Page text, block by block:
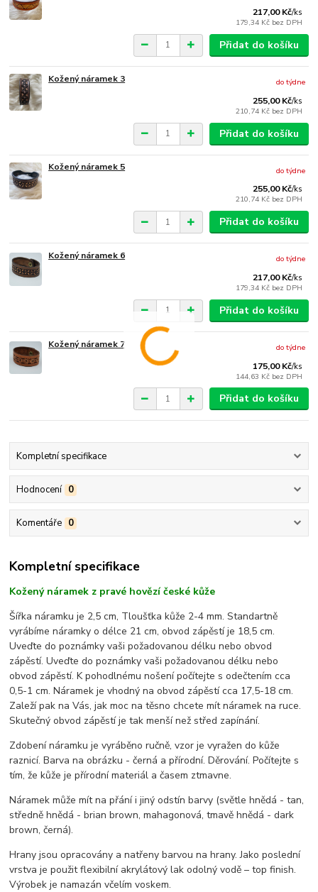
217,00 Kč/ks
179,34 Kč bez DPH
Přidat do košíku
Kožený náramek 3
255,00 Kč/ks
210,74 Kč bez DPH
do týdne
Přidat do košíku
Kožený náramek 5
255,00 Kč/ks
210,74 Kč bez DPH
do týdne
Přidat do košíku
Kožený náramek 6
217,00 Kč/ks
179,34 Kč bez DPH
do týdne
Přidat do košíku
Kožený náramek 7
175,00 Kč/ks
144,63 Kč bez DPH
do týdne
Přidat do košíku
Kompletní specifikace
Hodnocení 0
Komentáře 0
Kompletní specifikace
Kožený náramek z pravé hovězí české kůže
Šířka náramku je 2,5 cm, Tloušťka kůže 2-4 mm. Standartně
vyrábíme náramky o délce 21 cm, obvod zápěstí je 18,5 cm.
Uveďte do poznámky vaši požadovanou délku nebo obvod
zápěstí. Uveďte do poznámky vaši požadovanou délku nebo
obvod zápěstí. K pohodlnému nošení počítejte s odečtením cca
0,5-1 cm. Náramek je vhodný na obvod zápěstí cca 17,5-18 cm.
Zaleží pak na Vás, jak moc na těsno chcete mít náramek na ruce.
Skutečný obvod zápěstí je tak menší než střed zapínání.
Zdobení náramku je vyráběno ručně, vzor je vyražen do kůže
raznicí. Barva na obrázku - černá a přírodní. Děrování. Počítejte s
tím, že kůže je přírodní materiál a časem ztmavne.
Náramek může mít na přání i jiný odstín barvy (světle hnědá - tan,
středně hnědá - brian brown, mahagonová, tmavě hnědá - dark
brown, černá).
Hrany jsou opracovány a natřeny barvou na hrany. Jako poslední
vrstva je použit flexibilní akrylátový lak odolný vodě – top finish.
Výrobek je namazán včelím voskem.